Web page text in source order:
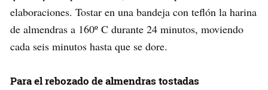
elaboraciones. Tostar en una bandeja con teflón la harina
de almendras a 160º C durante 24 minutos, moviendo
cada seis minutos hasta que se dore.
Para el rebozado de almendras tostadas